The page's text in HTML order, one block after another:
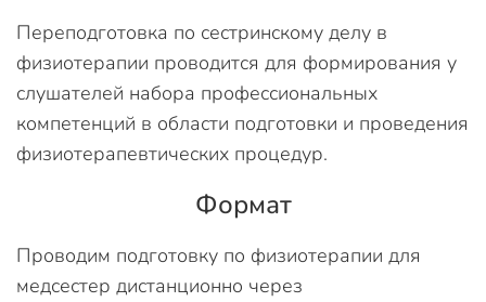
Переподготовка по сестринскому делу в
физиотерапии проводится для формирования у
слушателей набора профессиональных
компетенций в области подготовки и проведения
физиотерапевтических процедур.
Формат
Проводим подготовку по физиотерапии для
медсестер дистанционно через